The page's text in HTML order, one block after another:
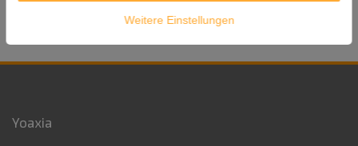
Yoaxia
Weitere Einstellungen